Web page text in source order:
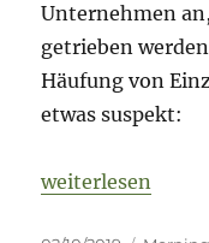
Unternehmen
getrieben
Häufung von
etwas suspekt:
„Morning
weiterlesen